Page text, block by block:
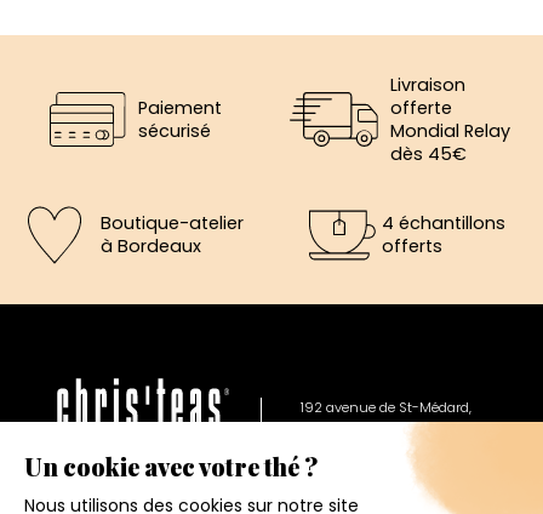
Paiement
sécurisé
Livraison
offerte
Mondial Relay
dès 45€
Boutique-atelier
à Bordeaux
4 échantillons
offerts
192 avenue de St-Médard,
Eysines
Du lundi au vendredi de 12h à 19h
5€ offerts sur votre prochaine
commande
Inscrivez vous a notre newsletter et recevez
immédiatement un bon de réduction de 5€.